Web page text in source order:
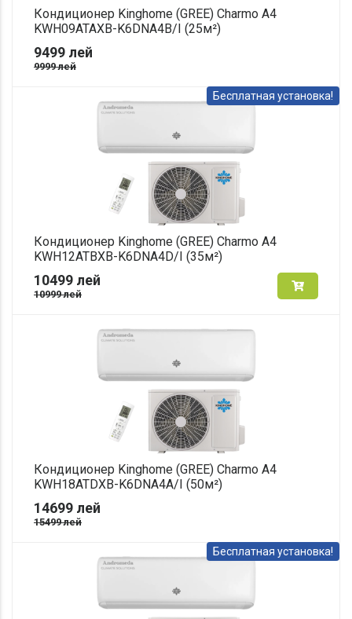
Кондиционер Kinghome (GREE) Charmo A4
KWH09ATAXB-K6DNA4B/I (25м²)
9499 лей
9999лей
Бесплатная установка!
Кондиционер Kinghome (GREE) Charmo A4
KWH12ATBXB-K6DNA4D/I (35м²)
10499 лей
10999лей
Кондиционер Kinghome (GREE) Charmo A4
KWH18ATDXB-K6DNA4A/I (50м²)
14699 лей
15499лей
Бесплатная установка!